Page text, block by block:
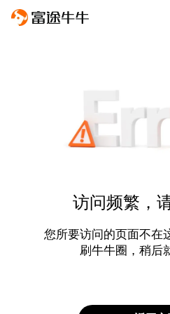
访问频繁，
您所要访问的页面不在
刷牛牛圈，稍后